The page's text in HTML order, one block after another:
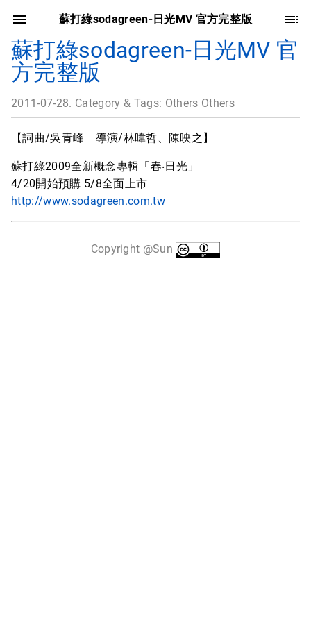
蘇打綠sodagreen-日光MV 官方完整版
蘇打綠sodagreen-日光MV 官
方完整版
2011-07-28. Category & Tags: Others Others
【詞曲/吳青峰 導演/林暐哲、陳映之】
蘇打綠2009全新概念專輯「春‧日光」
4/20開始預購 5/8全面上市
http://www.sodagreen.com.tw
Copyright @Sun